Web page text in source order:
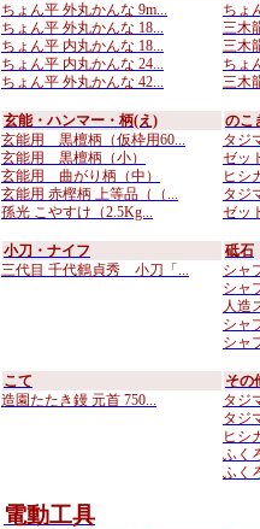
ちょん平 外丸かんな 9m...
ちょん平 外丸かんな 18...
ちょん平 内丸かんな 18...
ちょん平 内丸かんな 24...
ちょん平 外丸かんな 42...
ちょ
三木
三木
ちょ
三木
玄能・ハンマー・柄(え)
玄能用 黒檀柄（仮枠用60...
玄能用 黒檀柄（小）
玄能用 曲がり柄（中）
玄能用 赤樫柄 上等品（（...
孫光 こやすけ（2.5Kg...
のこ
タジ
ゼッ
ヒシ
タジ
ゼッ
小刀・ナイフ
三代目 千代鶴貞秀 小刀「...
砥石
シャ
シャ
人
シャ
シャ
こて
造園たたき鏝 元首 750...
その
タジ
タジ
ヒシ
ふく
ふく
電動工具